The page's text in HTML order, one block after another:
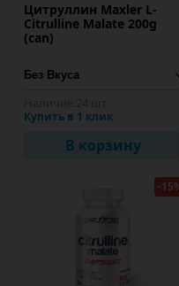
Цитруллин Maxler L-
Citrulline Malate 200g
(can)
Купить в 1 клик
В корзину
-